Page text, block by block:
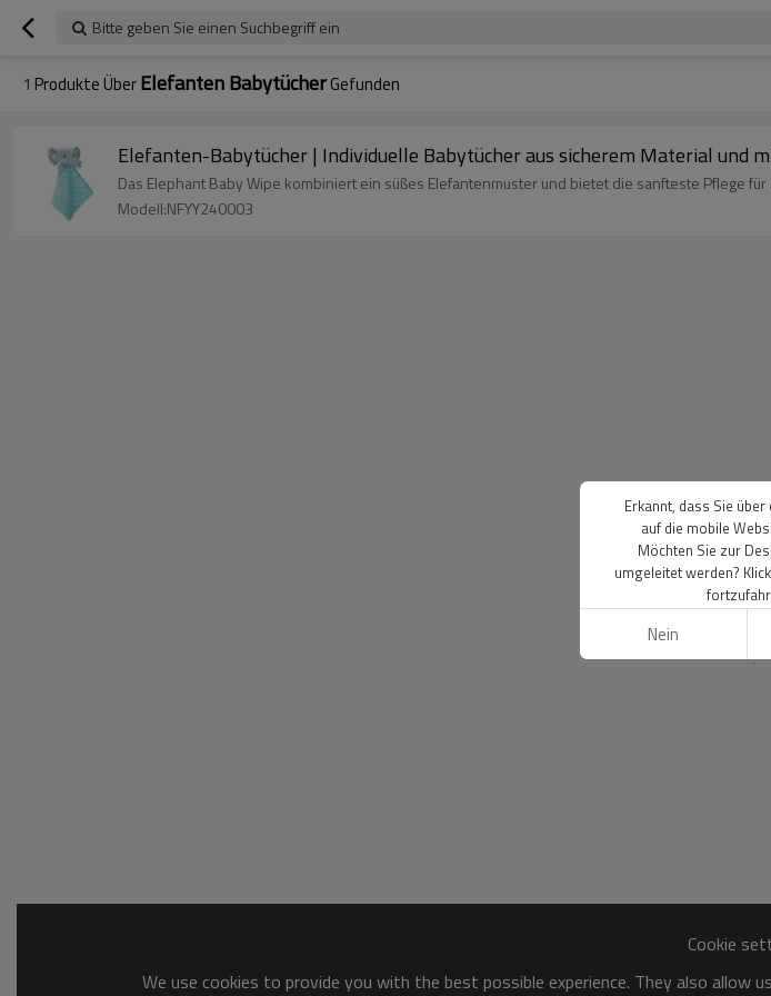
Bitte geben Sie einen Suchbegriff ein
1 Produkte ÜberElefanten BabytücherGefunden
Elefanten-Babytücher | Individuelle Babytücher aus sicherem Material und
Das Elephant Baby Wipe kombiniert ein süßes Elefantenmuster und bietet die sanfteste Pflege
Modell:NFYY240003
Cookie
We use cookies to provide you with the best possible experience. They also
Erkannt, dass Sie
auf die mobile
Möchten Sie zur
umgeleitet werden?
Nein